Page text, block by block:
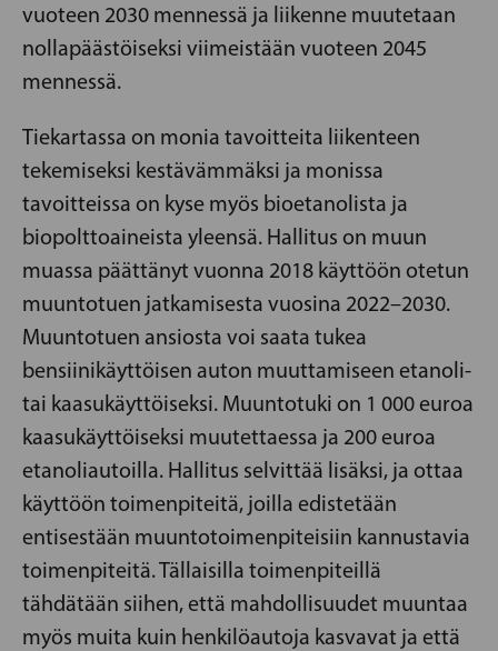
vuoteen 2030 mennessä ja liikenne muutetaan
nollapäästöiseksi viimeistään vuoteen 2045
mennessä.
Tiekartassa on monia tavoitteita liikenteen
tekemiseksi kestävämmäksi ja monissa
tavoitteissa on kyse myös bioetanolista ja
biopolttoaineista yleensä. Hallitus on muun
muassa päättänyt vuonna 2018 käyttöön otetun
muuntotuen jatkamisesta vuosina 2022–2030.
Muuntotuen ansiosta voi saata tukea
bensiinikäyttöisen auton muuttamiseen etanoli-
tai kaasukäyttöiseksi. Muuntotuki on 1 000 euroa
kaasukäyttöiseksi muutettaessa ja 200 euroa
etanoliautoilla. Hallitus selvittää lisäksi, ja ottaa
käyttöön toimenpiteitä, joilla edistetään
entisestään muuntotoimenpiteisiin kannustavia
toimenpiteitä. Tällaisilla toimenpiteillä
tähdätään siihen, että mahdollisuudet muuntaa
myös muita kuin henkilöautoja kasvavat ja että